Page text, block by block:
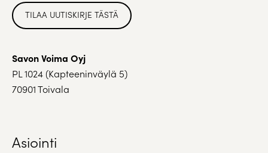
TILAA UUTISKIRJE TÄSTÄ
Savon Voima Oyj
PL 1024 (Kapteeninväylä 5)
70901 Toivala
Asiointi